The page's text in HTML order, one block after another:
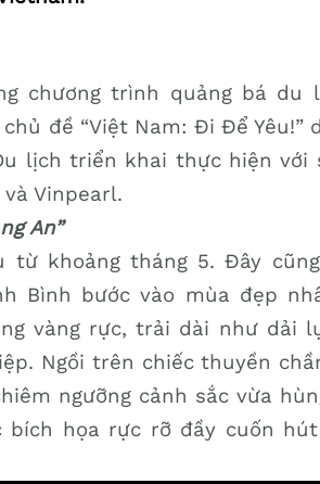
chương trình quảng bá du
đề “Việt Nam: Đi Để Yêu!”
lịch triển khai thực hiện với
Vinpearl.
An”
từ khoảng tháng 5. Đây
Bình bước vào mùa đẹp
vàng rực, trải dài như dải
Ngồi trên chiếc thuyền
ngưỡng cảnh sắc vừa
bích họa rực rỡ đầy cuốn